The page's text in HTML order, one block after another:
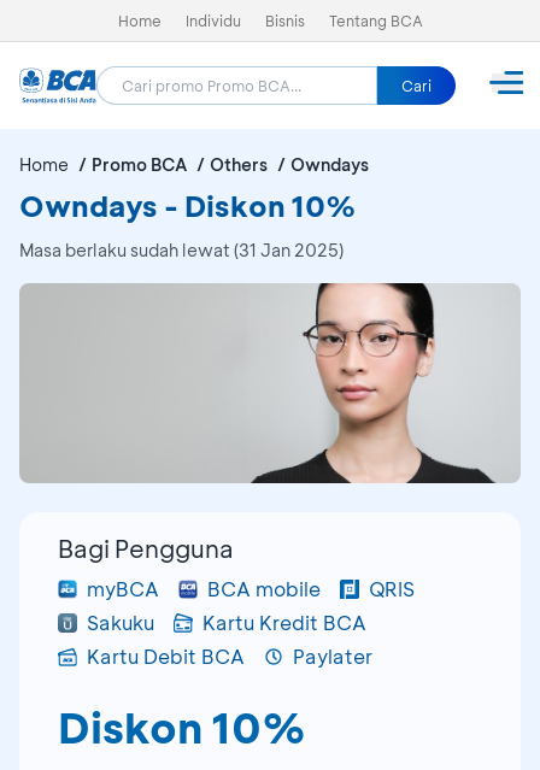
Home Individu Bisnis Tentang BCA
Cari
Home Promo BCA Others Owndays
Owndays - Diskon 10%
Masa berlaku sudah lewat (31 Jan 2025)
Bagi Pengguna
myBCA BCA mobile
QRIS
Sakuku
Kartu Kredit BCA
Kartu Debit BCA
Paylater
Diskon 10%